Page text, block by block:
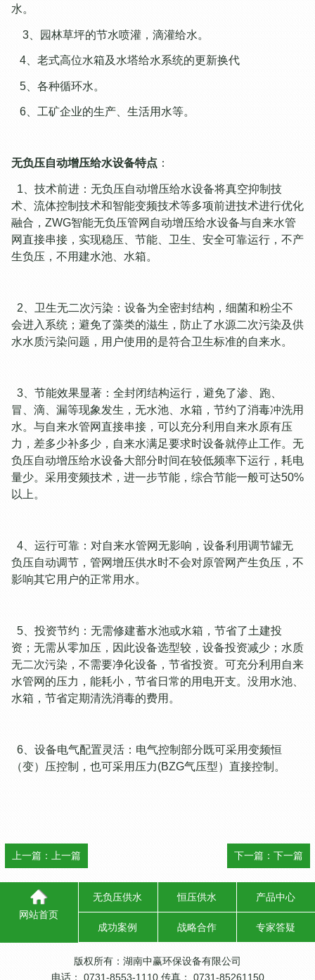
水。
3、园林草坪的节水喷灌，滴灌给水。
4、老式高位水箱及水塔给水系统的更新换代
5、各种循环水。
6、工矿企业的生产、生活用水等。
无负压自动增压给水设备特点 ：
1、技术前进：无负压自动增压给水设备将真空抑制技
术、流体控制技术和智能变频技术等多项前进技术进行优化
融合，ZWG智能无负压管网自动增压给水设备与自来水管
网直接串接，实现稳压、节能、卫生、安全可靠运行，不产
生负压，不用建水池、水箱。
2、卫生无二次污染：设备为全密封结构，细菌和粉尘不
会进入系统；避免了藻类的滋生，防止了水源二次污染及供
水水质污染问题，用户使用的是符合卫生标准的自来水。
3、节能效果显著：全封闭结构运行，避免了渗、跑、
冒、滴、漏等现象发生，无水池、水箱，节约了消毒冲洗用
水。与自来水管网直接串接，可以充分利用自来水原有压
力，差多少补多少，自来水满足要求时设备就停止工作。无
负压自动增压给水设备大部分时间在较低频率下运行，耗电
量少。采用变频技术，进一步节能，综合节能一般可达50%
以上。
4、运行可靠：对自来水管网无影响，设备利用调节罐无
负压自动调节，管网增压供水时不会对原管网产生负压，不
影响其它用户的正常用水。
5、投资节约：无需修建蓄水池或水箱，节省了土建投
资；无需从零加压，因此设备选型较，设备投资减少；水质
无二次污染，不需要净化设备，节省投资。可充分利用自来
水管网的压力，能耗小，节省日常的用电开支。没用水池、
水箱，节省定期清洗消毒的费用。
6、设备电气配置灵活：电气控制部分既可采用变频恒
（变）压控制，也可采用压力(BZG气压型）直接控制。
上一篇： 上一篇 下一篇：下一篇
网站首页
无负压供水 恒压供水 产品中心
成功案例 战略合作 专家答疑
版权所有：湖南中赢环保设备有限公司
电话： 0731-8553-1110 传真： 0731-85261150